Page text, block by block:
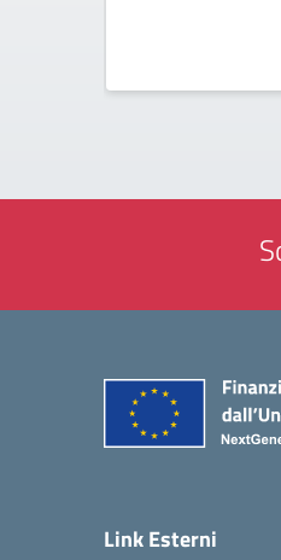
Link Esterni